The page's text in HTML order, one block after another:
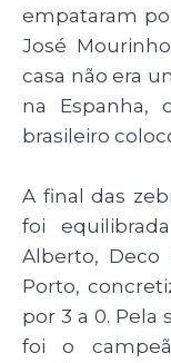
empataram
José
casa não era
na Espanha,
brasileiro
A final das
foi
Alberto, Deco
Porto,
por 3 a 0. Pela
foi o